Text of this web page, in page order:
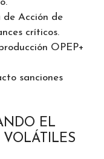
de Acción de
críticos.
OPEP+
sanciones
EL